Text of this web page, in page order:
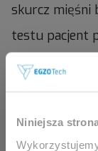
Niniejsza
Ta
skurcz mięśni
testu pacjent
Następnie, po
napiąć
na ekranie).